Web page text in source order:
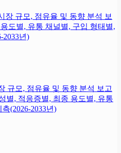
장 규모, 점유율 및 동향 분석 보
도별, 유통 채널별, 구입 형태별,
2033년)
규모, 점유율 및 동향 분석 보고
별, 적응증별, 최종 용도별, 유통
(2026-2033년)